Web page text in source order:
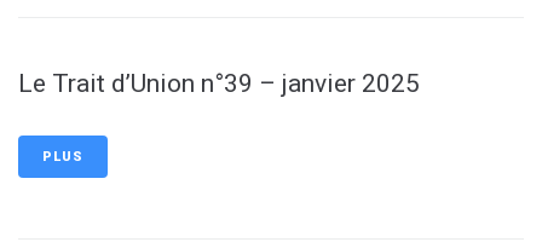
Le Trait d’Union n°39 – janvier 2025
PLUS